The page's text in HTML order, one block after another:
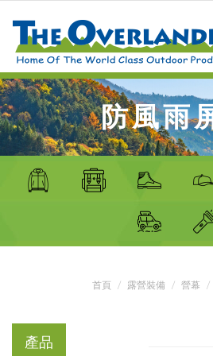
防風雨
首頁 露營裝備 營幕
產品